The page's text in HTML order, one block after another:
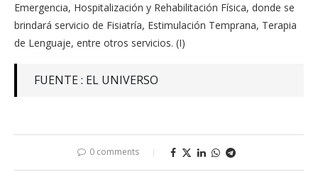
Emergencia, Hospitalización y Rehabilitación Física, donde se
brindará servicio de Fisiatría, Estimulación Temprana, Terapia
de Lenguaje, entre otros servicios. (I)
FUENTE : EL UNIVERSO
0 comments